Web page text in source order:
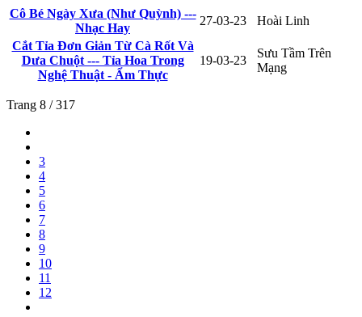
Cô Bé Ngày Xưa (Như Quỳnh) ---
Nhạc Hay
27-03-23
Hoài Linh
Cắt Tỉa Đơn Giản Từ Cà Rốt Và
Dưa Chuột --- Tỉa Hoa Trong
Nghệ Thuật - Ẩm Thực
19-03-23
Sưu Tầm Trên
Mạng
Trang 8 / 317
3
4
5
6
7
8
9
10
11
12